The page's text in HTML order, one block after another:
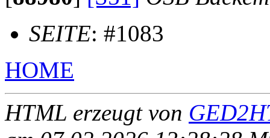
SEITE: #1083
HOME
HTML erzeugt von